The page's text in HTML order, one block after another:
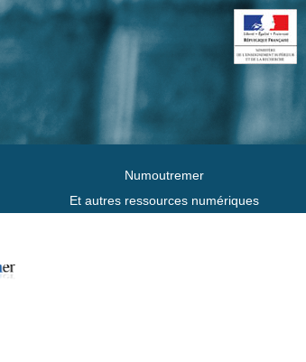
Numoutremer
Et autres ressources numériques